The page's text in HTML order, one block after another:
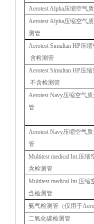
Aerotest Alpha压缩空气
Aerotest Alpha压缩空气
测管
Aerotest Simultan HP压缩
含检测管
Aerotest Simultan HP压缩
不含检测管
Aerotest Navy压缩空气
管
Aerotest Navy压缩空气
管
Multitest medical Int.压缩
含检测管
Multitest medical Int.压缩
含检测管
氨气检测管（仅用于
二氧化碳检测管